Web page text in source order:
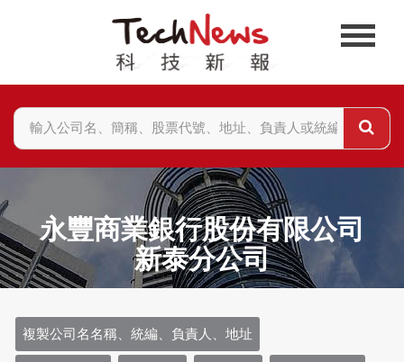
永豐商業銀行股份有限公司
新泰分公司
複製公司名名稱、統編、負責人、地址